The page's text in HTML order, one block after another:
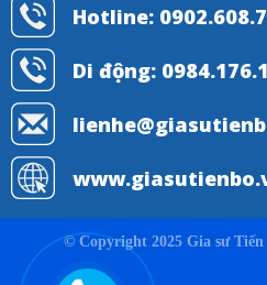
Hotline:
Di động:
© Copyright 2025 Gia sư Tiến